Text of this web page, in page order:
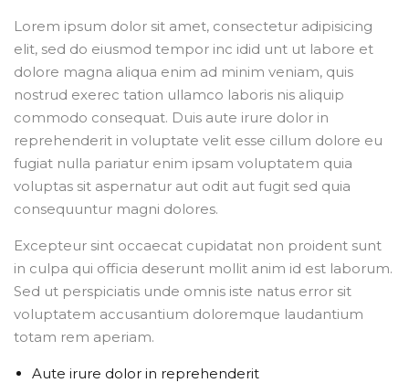
Lorem ipsum dolor sit amet, consectetur adipisicing
elit, sed do eiusmod tempor inc idid unt ut labore et
dolore magna aliqua enim ad minim veniam, quis
nostrud exerec tation ullamco laboris nis aliquip
commodo consequat. Duis aute irure dolor in
reprehenderit in voluptate velit esse cillum dolore eu
fugiat nulla pariatur enim ipsam voluptatem quia
voluptas sit aspernatur aut odit aut fugit sed quia
consequuntur magni dolores.
Excepteur sint occaecat cupidatat non proident sunt
in culpa qui officia deserunt mollit anim id est laborum.
Sed ut perspiciatis unde omnis iste natus error sit
voluptatem accusantium doloremque laudantium
totam rem aperiam.
Aute irure dolor in reprehenderit